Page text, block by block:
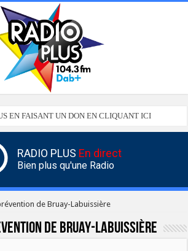
EN FAISANT UN DON EN CLIQUANT ICI
RADIO PLUS En direct
Bien plus qu'une Radio
de Bruay-Labuissière
de Bruay-Labuissière